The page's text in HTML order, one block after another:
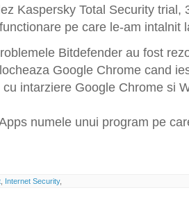
Kaspersky Total Security trial,
pe care le-am intalnit
Bitdefender au fost
Google Chrome cand
intarziere Google Chrome si
numele unui program pe
Internet Security,